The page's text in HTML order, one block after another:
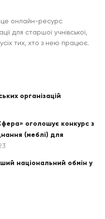
онлайн-ресурс
для старшої учнівської,
тих, хто з нею працює.
організацій
оголошує конкурс з
(меблі) для
національний обмін у